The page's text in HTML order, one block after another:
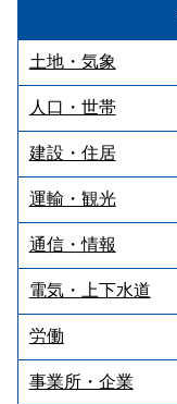
土地・気象
人口・世帯
建設・住居
運輸・観光
通信・情報
電気・上下水道
労働
事業所・企業